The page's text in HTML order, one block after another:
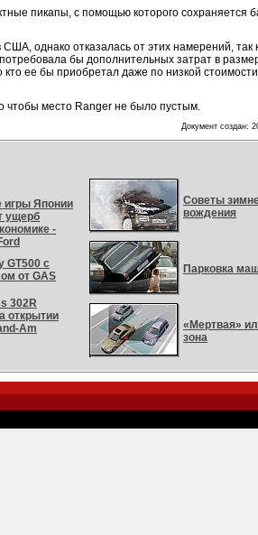
пикапы, с помощью которого сохраняется
однако отказалась от этих намерений, так
бы дополнительных затрат в
ее бы приобретал даже по низкой
чтобы место Ranger не было пустым.
Документ создан:
Японии
ущерб
-
GT500 с
от GAS
302R
открытии
Am
Советы
вождения
Парковка
«Мертвая»
зона